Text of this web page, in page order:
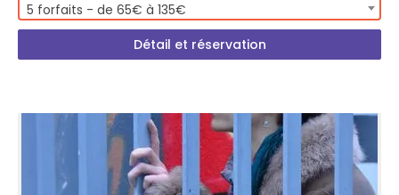
5 forfaits - de 65€ à 135€
Détail et réservation